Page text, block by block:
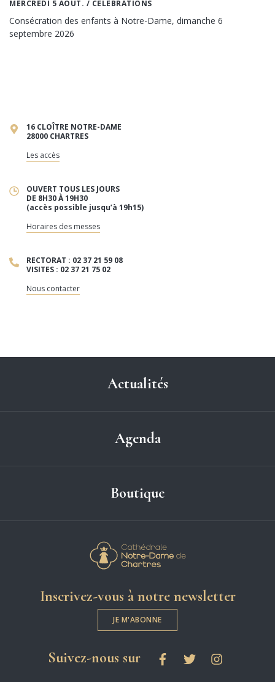
MERCREDI 5 AOÛT. / CÉLÉBRATIONS
Consécration des enfants à Notre-Dame, dimanche 6
septembre 2026
16 CLOÎTRE NOTRE-DAME
28000 CHARTRES
Les accès
OUVERT TOUS LES JOURS
DE 8H30 À 19H30
(accès possible jusqu’à 19h15)
Horaires des messes
RECTORAT : 02 37 21 59 08
VISITES : 02 37 21 75 02
Nous contacter
Actualités
Agenda
Boutique
Inscrivez-vous à notre newsletter
JE M'ABONNE
Suivez-nous surles réseaux sociaux
FacebookTwitterInstagram